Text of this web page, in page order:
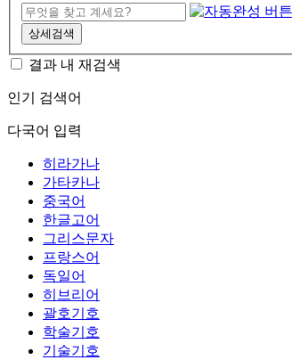
상세검색
결과 내 재검색
인기 검색어
다국어 입력
히라가나
가타카나
중국어
한글고어
그리스문자
프랑스어
독일어
히브리어
괄호기호
학술기호
기술기호